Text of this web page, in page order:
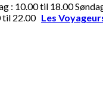
: 10.00 til 18.00
til 22.00 Les